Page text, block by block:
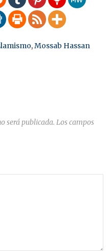
,Mossab Hassan
será publicada. Los campos